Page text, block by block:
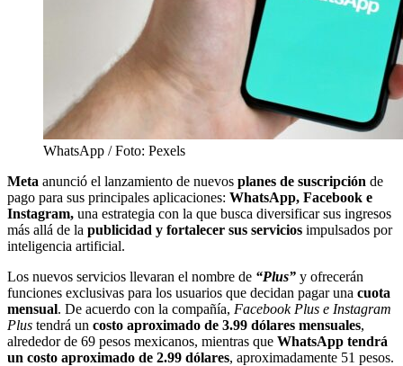
WhatsApp / Foto: Pexels
Meta anunció el lanzamiento de nuevos planes de suscripción de
pago para sus principales aplicaciones: WhatsApp, Facebook e
Instagram, una estrategia con la que busca diversificar sus ingresos
más allá de la publicidad y fortalecer sus servicios impulsados por
inteligencia artificial.
Los nuevos servicios llevaran el nombre de “Plus” y ofrecerán
funciones exclusivas para los usuarios que decidan pagar una cuota
mensual. De acuerdo con la compañía, Facebook Plus e Instagram
Plus tendrá un costo aproximado de 3.99 dólares mensuales,
alrededor de 69 pesos mexicanos, mientras que WhatsApp tendrá
un costo aproximado de 2.99 dólares, aproximadamente 51 pesos.